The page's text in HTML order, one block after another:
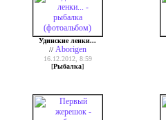
Удинские ленки...
// Aborigen
16.12.2012, 8:59
[Рыбалка]